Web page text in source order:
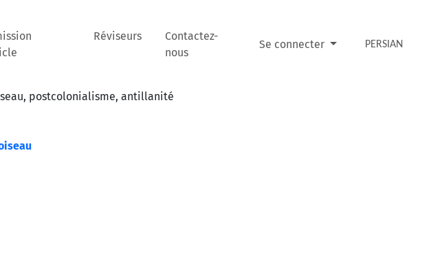
Réviseurs
Contactez-
nous
Se connecter PERSIAN
postcolonialisme, antillanité